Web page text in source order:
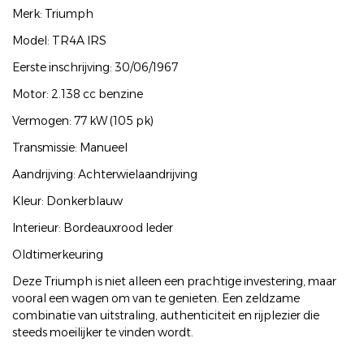
Merk: Triumph
Model: TR4A IRS
Eerste inschrijving: 30/06/1967
Motor: 2.138 cc benzine
Vermogen: 77 kW (105 pk)
Transmissie: Manueel
Aandrijving: Achterwielaandrijving
Kleur: Donkerblauw
Interieur: Bordeauxrood leder
Oldtimerkeuring
Deze Triumph is niet alleen een prachtige investering, maar
vooral een wagen om van te genieten. Een zeldzame
combinatie van uitstraling, authenticiteit en rijplezier die
steeds moeilijker te vinden wordt.